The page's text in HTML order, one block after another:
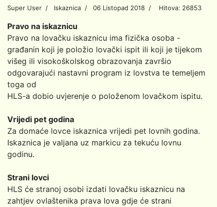
Super User Iskaznica 06 Listopad 2018 Hitova: 26853
Pravo na iskaznicu
Pravo na lovačku iskaznicu ima fizička osoba -
građanin koji je položio lovački ispit ili koji je tijekom
višeg ili visokoškolskog obrazovanja završio
odgovarajući nastavni program iz lovstva te temeljem
toga od
HLS-a dobio uvjerenje o položenom lovačkom ispitu.
Vrijedi pet godina
Za domaće lovce iskaznica vrijedi pet lovnih godina.
Iskaznica je valjana uz markicu za tekuću lovnu
godinu.
Strani lovci
HLS će stranoj osobi izdati lovačku iskaznicu na
zahtjev ovlaštenika prava lova gdje će strani